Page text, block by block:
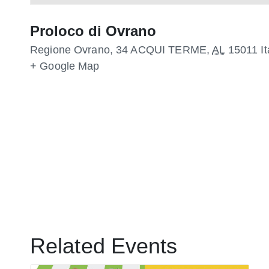
Proloco di Ovrano
Regione Ovrano, 34 ACQUI TERME, AL 15011
+ Google Map
Related Events